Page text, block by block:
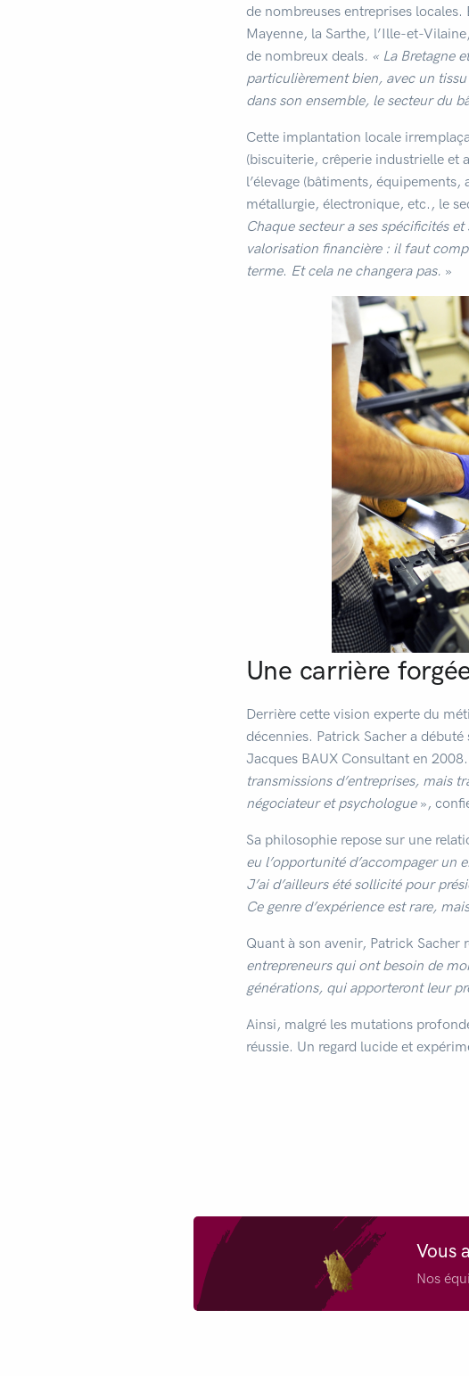
de nombreuses entreprises
Mayenne, la Sarthe, l’Ille-et-
de nombreux deals. « La Bretagne
particulièrement bien, avec un
dans son ensemble, le secteur du
Cette implantation locale
(biscuiterie, crêperie industrielle et
l’élevage (bâtiments,
métallurgie, électronique, etc., le
Chaque secteur a ses spécificités
valorisation financière : il faut
terme. Et cela ne changera pas. »
Une carrière
Derrière cette vision experte du
décennies. Patrick Sacher a
Jacques BAUX Consultant en
transmissions d’entreprises, mais
négociateur et psychologue»,
Sa philosophie repose sur une
eu l’opportunité d’accompager un
J’ai d’ailleurs été sollicité pour
Ce genre d’expérience est rare,
Quant à son avenir, Patrick Sacher
entrepreneurs qui ont besoin de
générations, qui apporteront leur
Ainsi, malgré les mutations
réussie. Un regard lucide et
Vous
Nos